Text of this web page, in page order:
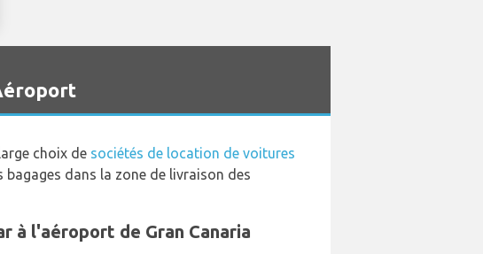
choix de sociétés de location de voitures
dans la zone de livraison des
à l'aéroport de Gran Canaria